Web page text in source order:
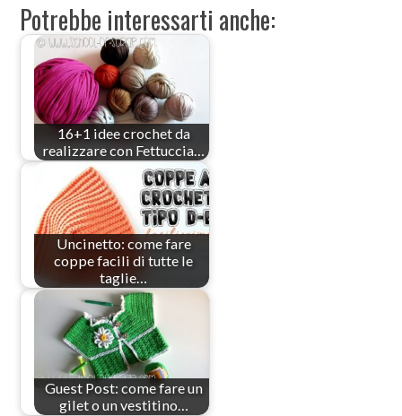
Potrebbe interessarti anche:
16+1 idee crochet da
realizzare con Fettuccia…
Uncinetto: come fare
coppe facili di tutte le
taglie…
Guest Post: come fare un
gilet o un vestitino…